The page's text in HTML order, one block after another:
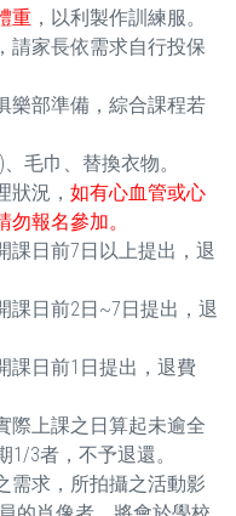
重 ，以利製作訓練服。
請家長依需求自行投保
樂部準備，綜合課程若
毛巾、替換衣物。
狀況， 如有心血管或心
報名參加。
課日前7日以上提出，退
課日前2日~7日提出，退
課日前1日提出，退費
際上課之日算起未逾全
1/3者，不予退還。
需求，所拍攝之活動影